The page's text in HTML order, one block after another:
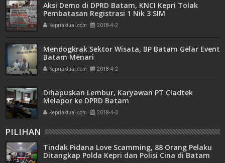
Aksi Demo di DPRD Batam, KNCI Kepri Tolak
Pembatasan Registrasi 1 Nik 3 SIM
Kepriaktual.com 2018-4-2
Mendogkrak Sektor Wisata, BP Batam Gelar Event
Batam Menari
Kepriaktual.com 2018-4-2
Dihapuskan Lembur, Karyawan PT Cladtek
Melapor ke DPRD Batam
Kepriaktual.com 2018-4-3
PILIHAN
Tindak Pidana Love Scamming, 88 Orang Pelaku
Ditangkap Polda Kepri dan Polisi Cina di Batam